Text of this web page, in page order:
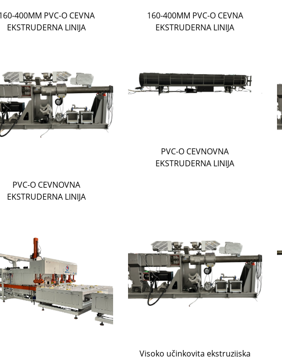
400MM PVC-O CEVNA
EKSTRUDERNA LINIJA
160-400MM PVC-O CEVNA
EKSTRUDERNA LINIJA
PVC-O CEVNOVNA
EKSTRUDERNA LINIJA
PVC-O CEVNOVNA
EKSTRUDERNA LINIJA
Visoko učinkovita ekstruzijska